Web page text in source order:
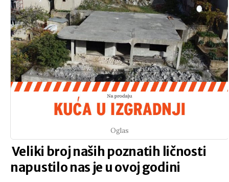
Oglas
Veliki broj naših poznatih ličnosti
napustilo nas je u ovoj godini